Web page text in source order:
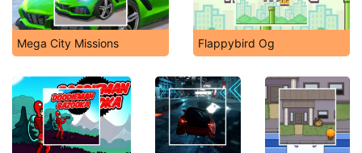
Mega City Missions Flappybird Og